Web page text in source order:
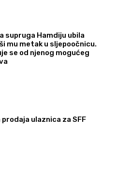
supruga Hamdiju ubila
mu metak u sljepoočnicu.
se od njenog mogućeg
prodaja ulaznica za SFF